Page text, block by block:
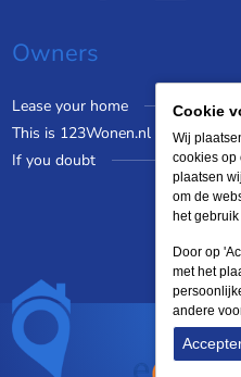
Owners
Lease your home
This is 123Wonen.nl
If you doubt
Cookie
Wij
cookies op
plaatsen
om de
het
Door op
met het
andere